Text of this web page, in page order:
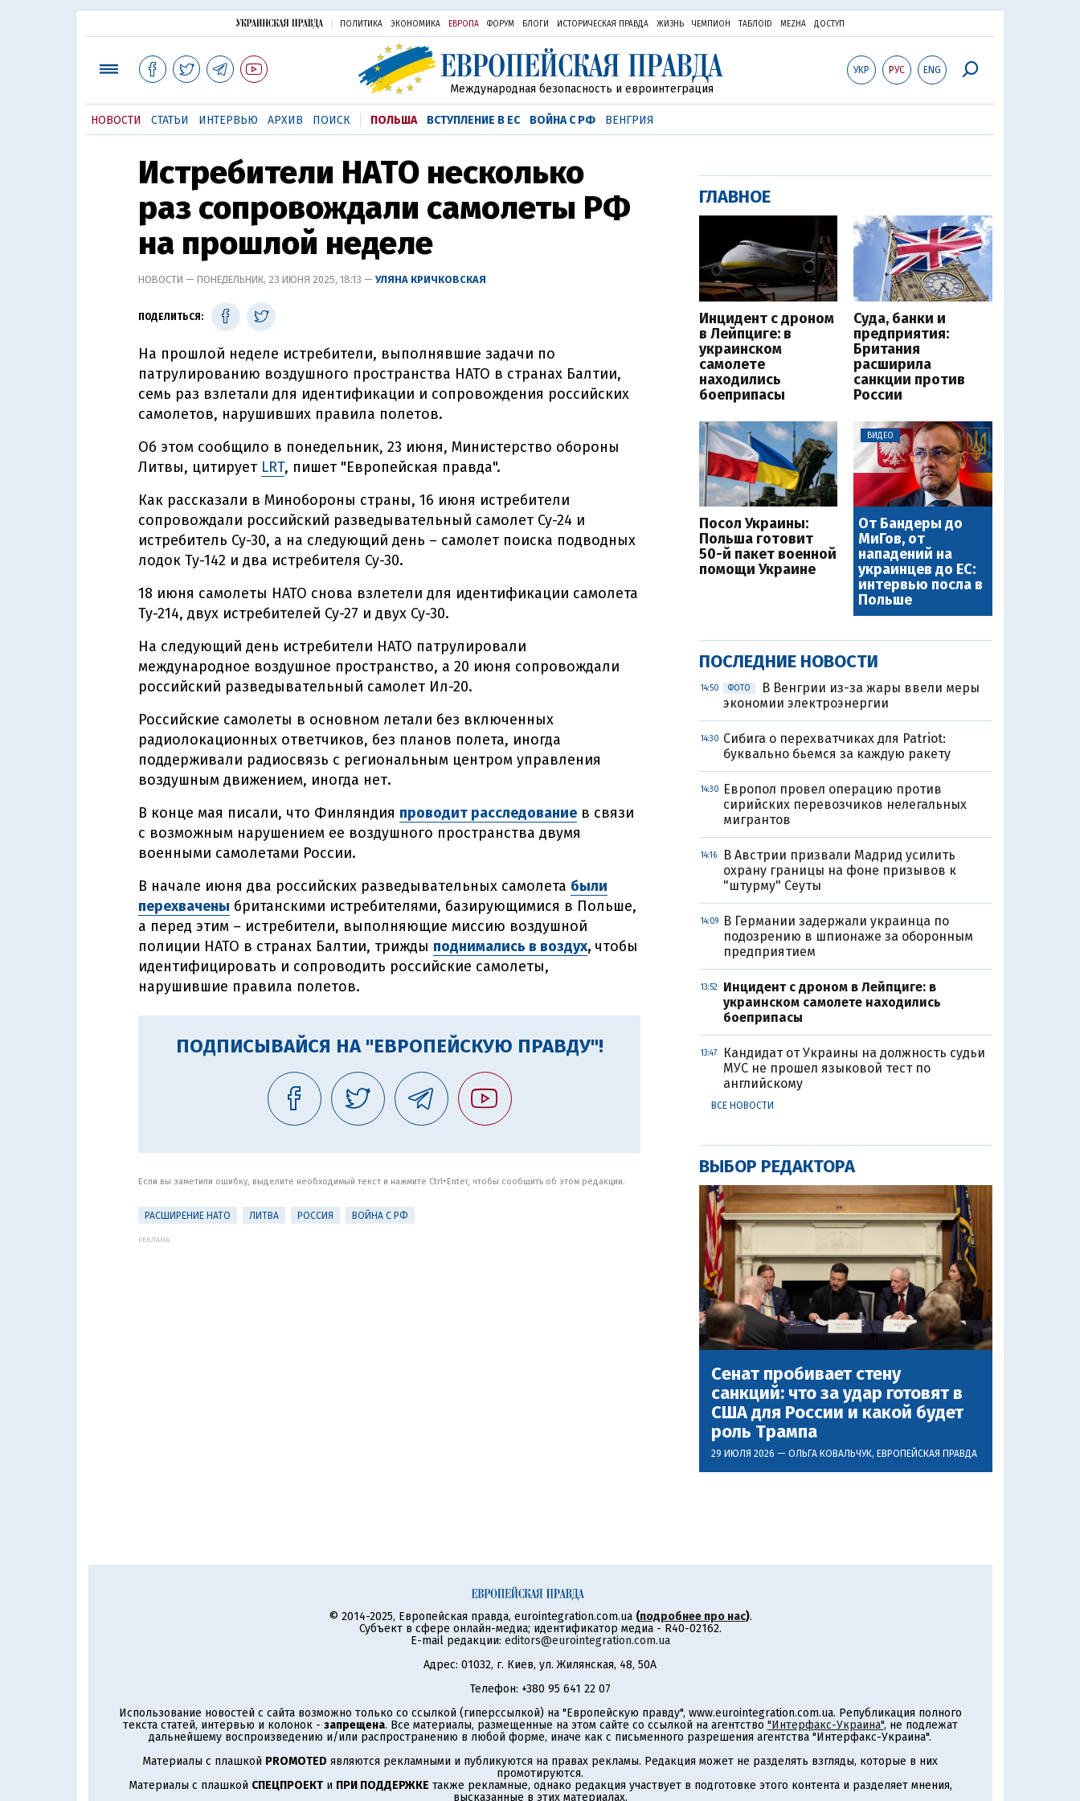
ПОЛИТИКА ЭКОНОМИКА ЕВРОПА ФОРУМ БЛОГИ ИСТОРИЧЕСКАЯ ПРАВДА ЖИЗНЬ ЧЕМПИОН ТАБЛОID MEZHA ДОСТУП
УКР РУС ENG
Международная безопасность и евроинтеграция
НОВОСТИ СТАТЬИ ИНТЕРВЬЮ АРХИВ ПОИСК ПОЛЬША ВСТУПЛЕНИЕ В ЕС ВОЙНА С РФ ВЕНГРИЯ
Истребители НАТО несколько
раз сопровождали самолеты РФ
на прошлой неделе
НОВОСТИ — ПОНЕДЕЛЬНИК, 23 ИЮНЯ 2025, 18:13 — УЛЯНА КРИЧКОВСКАЯ
ПОДЕЛИТЬСЯ:
На прошлой неделе истребители, выполнявшие задачи по
патрулированию воздушного пространства НАТО в странах Балтии,
семь раз взлетали для идентификации и сопровождения российских
самолетов, нарушивших правила полетов.
Об этом сообщило в понедельник, 23 июня, Министерство обороны
Литвы, цитирует LRT, пишет "Европейская правда".
Как рассказали в Минобороны страны, 16 июня истребители
сопровождали российский разведывательный самолет Су-24 и
истребитель Су-30, а на следующий день – самолет поиска подводных
лодок Ту-142 и два истребителя Су-30.
18 июня самолеты НАТО снова взлетели для идентификации самолета
Ту-214, двух истребителей Су-27 и двух Су-30.
На следующий день истребители НАТО патрулировали
международное воздушное пространство, а 20 июня сопровождали
российский разведывательный самолет Ил-20.
Российские самолеты в основном летали без включенных
радиолокационных ответчиков, без планов полета, иногда
поддерживали радиосвязь с региональным центром управления
воздушным движением, иногда нет.
В конце мая писали, что Финляндия проводит расследование в связи
с возможным нарушением ее воздушного пространства двумя
военными самолетами России.
В начале июня два российских разведывательных самолета были
перехвачены британскими истребителями, базирующимися в Польше,
а перед этим – истребители, выполняющие миссию воздушной
полиции НАТО в странах Балтии, трижды поднимались в воздух, чтобы
идентифицировать и сопроводить российские самолеты,
нарушившие правила полетов.
ПОДПИСЫВАЙСЯ НА "ЕВРОПЕЙСКУЮ ПРАВДУ"!
Если вы заметили ошибку, выделите необходимый текст и нажмите Ctrl+Enter, чтобы сообщить об этом редакции.
РАСШИРЕНИЕ НАТО ЛИТВА РОССИЯ ВОЙНА С РФ
РЕКЛАМА:
ГЛАВНОЕ
Инцидент с дроном
в Лейпциге: в
украинском
самолете
находились
боеприпасы
Суда, банки и
предприятия:
Британия
расширила
санкции против
России
Посол Украины:
Польша готовит
50-й пакет военной
помощи Украине
ВИДЕО
От Бандеры до
МиГов, от
нападений на
украинцев до ЕС:
интервью посла в
Польше
ПОСЛЕДНИЕ НОВОСТИ
14:50 ФОТО
В Венгрии из-за жары ввели меры
экономии электроэнергии
14:30 Сибига о перехватчиках для Patriot:
буквально бьемся за каждую ракету
14:30
Европол провел операцию против
сирийских перевозчиков нелегальных
мигрантов
14:16
В Австрии призвали Мадрид усилить
охрану границы на фоне призывов к
"штурму" Сеуты
14:09
В Германии задержали украинца по
подозрению в шпионаже за оборонным
предприятием
13:52
Инцидент с дроном в Лейпциге: в
украинском самолете находились
боеприпасы
13:47
Кандидат от Украины на должность судьи
МУС не прошел языковой тест по
английскому
ВСЕ НОВОСТИ
ВЫБОР РЕДАКТОРА
Сенат пробивает стену
санкций: что за удар готовят в
США для России и какой будет
роль Трампа
29 ИЮЛЯ 2026 — ОЛЬГА КОВАЛЬЧУК, ЕВРОПЕЙСКАЯ ПРАВДА
© 2014-2025, Европейская правда, eurointegration.com.ua (подробнее про нас).
Субъект в сфере онлайн-медиа; идентификатор медиа - R40-02162.
E-mail редакции: editors@eurointegration.com.ua
Адрес: 01032, г. Киев, ул. Жилянская, 48, 50А
Телефон: +380 95 641 22 07
Использование новостей с сайта возможно только со ссылкой (гиперссылкой) на "Европейскую правду", www.eurointegration.com.ua. Републикация полного
текста статей, интервью и колонок - запрещена. Все материалы, размещенные на этом сайте со ссылкой на агентство "Интерфакс-Украина", не подлежат
дальнейшему воспроизведению и/или распространению в любой форме, иначе как с письменного разрешения агентства "Интерфакс-Украина".
Материалы с плашкой PROMOTED являются рекламными и публикуются на правах рекламы. Редакция может не разделять взгляды, которые в них
промотируются.
Материалы с плашкой СПЕЦПРОЕКТи ПРИ ПОДДЕРЖКЕ также рекламные, однако редакция участвует в подготовке этого контента и разделяет мнения,
высказанные в этих материалах.